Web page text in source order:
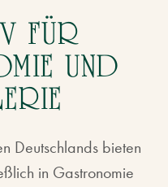
FÜR
UND
Deutschlands bieten
in Gastronomie